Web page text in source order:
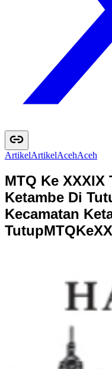
ArtikelArtikelAcehAceh
MTQ Ke XXXIX
Ketambe Di
Kecamatan
TutupMTQKeXX